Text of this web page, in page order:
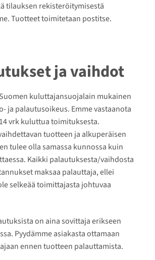
tilauksen rekisteröitymisestä
Tuotteet toimitetaan postitse.
ja vaihdot
kuluttajansuojalain mukainen
ja palautusoikeus. Emme vastaanota
vrk kuluttua toimituksesta.
tuotteen ja alkuperäisen
tulee olla samassa kunnossa kuin
Kaikki palautuksesta/vaihdosta
maksaa palauttaja, ellei
selkeää toimittajasta johtuvaa
on aina sovittaja erikseen
Pyydämme asiakasta ottamaan
ennen tuotteen palauttamista.